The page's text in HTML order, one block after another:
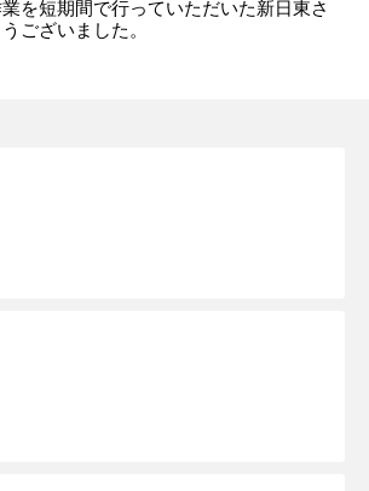
を短期間で行っていただいた新日東さ
ございました。